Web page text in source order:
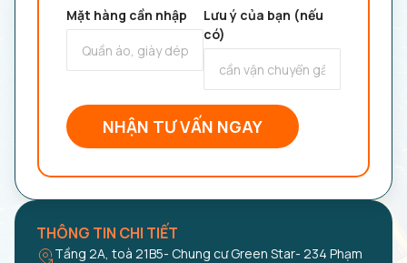
THÔNG TIN CHI TIẾT
Tầng 2A, toà 21B5- Chung cư Green Star- 234 Phạm
Mặt hàng cần nhập
Lưu ý của bạn (nếu
có)
NHẬN TƯ VẤN NGAY